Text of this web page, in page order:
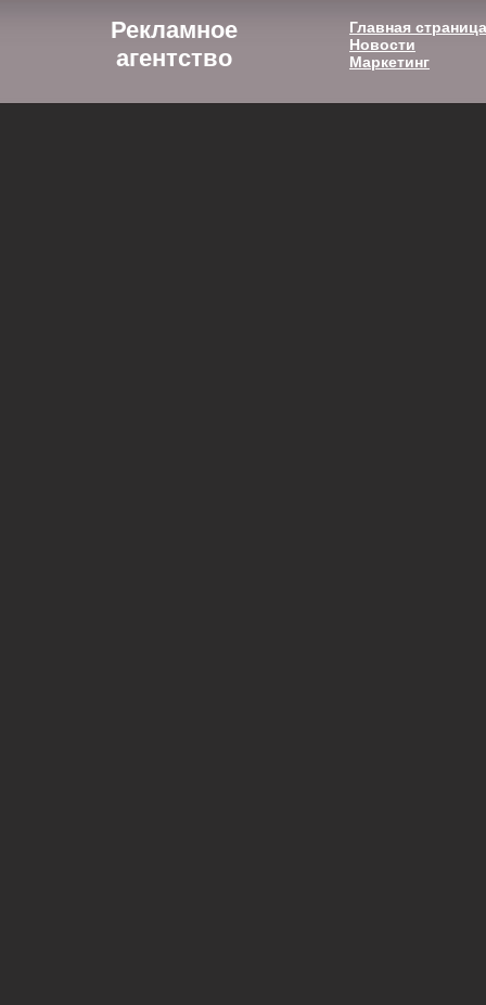
Рекламное
агентство
Главная страница
Новости
Маркетинг